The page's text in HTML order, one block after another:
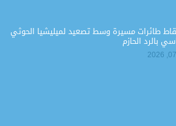
طائرات مسيرة وسط تصعيد لميليشيا الحوثي
بالرد الحازم